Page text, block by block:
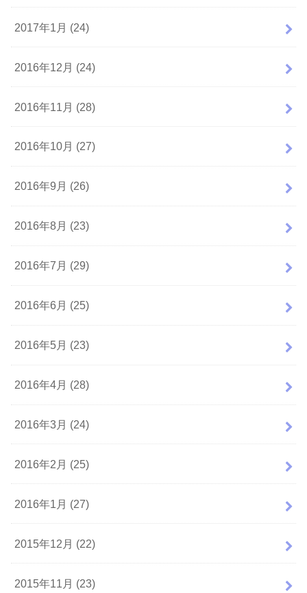
2017年1月 (24)
2016年12月 (24)
2016年11月 (28)
2016年10月 (27)
2016年9月 (26)
2016年8月 (23)
2016年7月 (29)
2016年6月 (25)
2016年5月 (23)
2016年4月 (28)
2016年3月 (24)
2016年2月 (25)
2016年1月 (27)
2015年12月 (22)
2015年11月 (23)